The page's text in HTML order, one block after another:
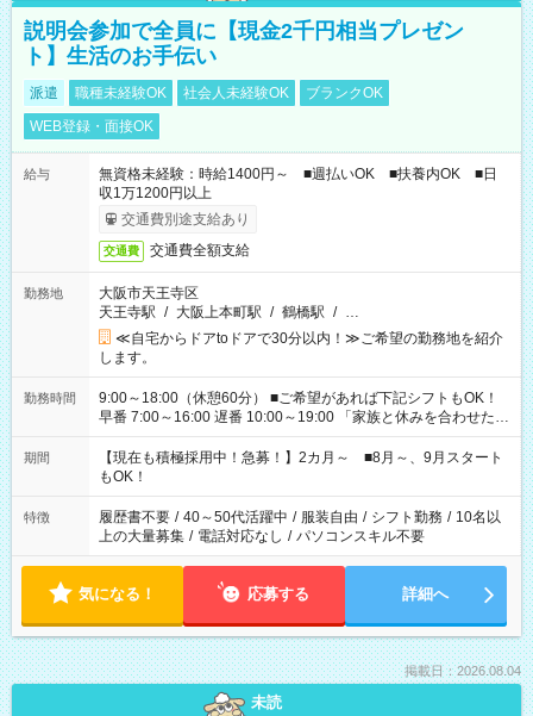
説明会参加で全員に【現金2千円相当プレゼン
ト】生活のお手伝い
派遣 職種未経験OK 社会人未経験OK
ブランクOK
WEB登録・面接OK
給与
無資格未経験：時給1400円～ ■週払いOK ■扶養内OK ■日
収1万1200円以上
交通費別途支給あり
交通費 交通費全額支給
勤務地
大阪市天王寺区
天王寺駅 / 大阪上本町駅 / 鶴橋駅 / …
≪自宅からドアtoドアで30分以内！≫ご希望の勤務地を紹介
します。
勤務時間
9:00～18:00（休憩60分） ■ご希望があれば下記シフトもOK！
早番 7:00～16:00 遅番 10:00～19:00 「家族と休みを合わせた
い」 「余裕を持って夕飯の準備がしたい」 「できれば残業はし
たくない」 など、ご希望を教えてくださいね。 ※Wワーク希望
の方へ 今ご覧のお仕事で希望する勤務時間と、もう1つのお仕事
の勤務時間。 合計で週40時間を超える場合は応募できません。
期間
【現在も積極採用中！急募！】2カ月～ ■8月～、9月スタート
もOK！
特徴 履歴書不要 / 40～50代活躍中 / 服装自由 / シフト勤務 / 10名以
上の大量募集 / 電話対応なし / パソコンスキル不要
気になる！ 応募する 詳細へ
掲載日：2026.08.04
未読